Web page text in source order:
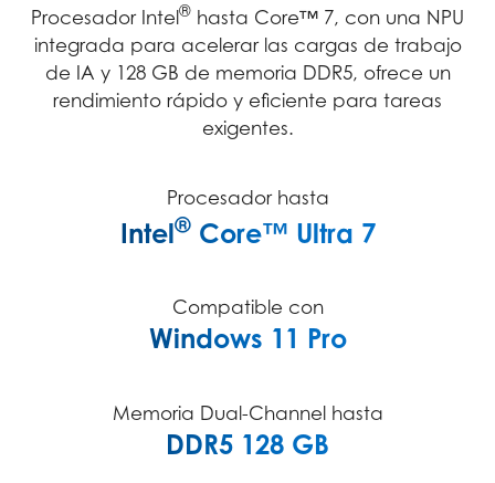
Procesador Intel® hasta Core™ 7, con una NPU
integrada para acelerar las cargas de trabajo
de IA y 128 GB de memoria DDR5, ofrece un
rendimiento rápido y eficiente para tareas
exigentes.
Procesador hasta
Intel®Core™ Ultra 7
Compatible con
Windows 11 Pro
Memoria Dual-Channel hasta
DDR5 128 GB